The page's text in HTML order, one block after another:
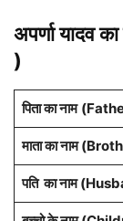
अपर्णा यादव
)
पिता का नाम
माता का नाम
पति का नाम